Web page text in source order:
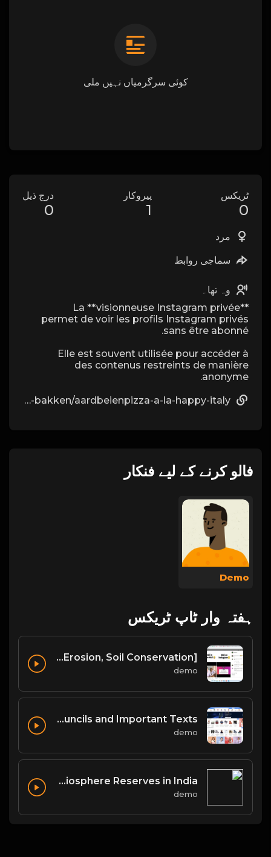
کوئی سرگرمیاں نہیں ملی
ٹریکس
0
پیروکار
1
درج ذیل
0
مرد
سماجی روابط
وہ تھا۔
La **visionneuse Instagram privée**
permet de voir les profils Instagram privés
sans être abonné.
Elle est souvent utilisée pour accéder à
des contenus restreints de manière
anonyme.
https://zangereskelly.nl/meer/lifestyle/koken-bakken/aardbeienpizza-a-la-happy-italy/
فالو کرنے کے لیے فنکار
Demo
ہفتہ وار ٹاپ ٹریکس
Soil [Classification of Soil, Soil Erosion, Soil Conservation]
demo
Buddhist Councils and Important Texts
demo
List of Biosphere Reserves in India
demo